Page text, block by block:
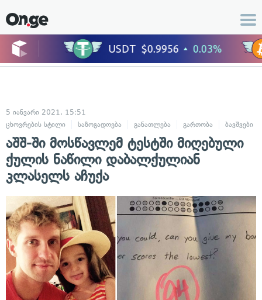
5 იანვარი 2021, 15:51
ცხოვრების სტილი
საზოგადოება განათლება გართობა ბავშვები
აშშ-ში მოსწავლემ ტესტში მიღებული
ქულის ნაწილი დაბალქულიან
კლასელს აჩუქა